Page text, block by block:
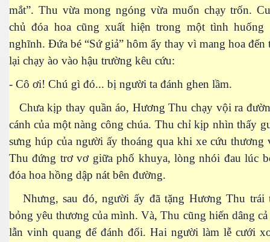
mắt”. Thu vừa mong ngóng vừa muốn chạy trốn.
chủ đóa hoa cũng xuất hiện trong một tình huống
nghĩnh. Đứa bé “Sứ giả” hôm ấy thay vì mang hoa đến
lại chạy ào vào hậu trường kêu cứu:
- Cô ơi! Chú gì đó... bị người ta đánh ghen lầm.
Chưa kịp thay quần áo, Hương Thu chạy vội ra
cánh của một nàng công chúa. Thu chỉ kịp nhìn thấy
sưng húp của người ấy thoáng qua khi xe cứu thương
Thu đứng trơ vơ giữa phố khuya, lòng nhói đau lúc
đóa hoa hồng dập nát bên đường.
Nhưng, sau đó, người ấy đã tặng Hương Thu trái
bỏng yêu thương của mình. Và, Thu cũng hiến dâng
lẫn vinh quang để đánh đổi. Hai người làm lễ cưới
nước